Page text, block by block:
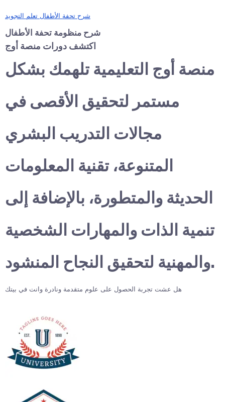
شرح تحفة الأطفال تعلم التجويد
شرح منظومة تحفة الأطفال
اكتشف دورات منصة أوج
منصة أوج التعليمية تلهمك بشكل
مستمر لتحقيق الأقصى في
مجالات التدريب البشري
المتنوعة، تقنية المعلومات
الحديثة والمتطورة، بالإضافة إلى
تنمية الذات والمهارات الشخصية
والمهنية لتحقيق النجاح المنشود.
هل عشت تجربة الحصول على علوم متقدمة ونادرة وانت في بيتك